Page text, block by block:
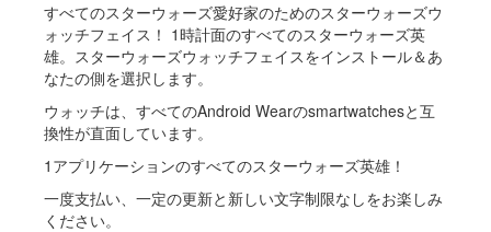
すべてのスターウォーズ愛好家のためのスターウォーズウ
ォッチフェイス！ 1時計面のすべてのスターウォーズ英
雄。スターウォーズウォッチフェイスをインストール＆あ
なたの側を選択します。
ウォッチは、すべてのAndroid Wearのsmartwatchesと互
換性が直面しています。
1アプリケーションのすべてのスターウォーズ英雄！
一度支払い、一定の更新と新しい文字制限なしをお楽しみ
ください。